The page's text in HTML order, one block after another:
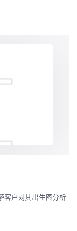
/不阅读隐
客户对其出生图分析